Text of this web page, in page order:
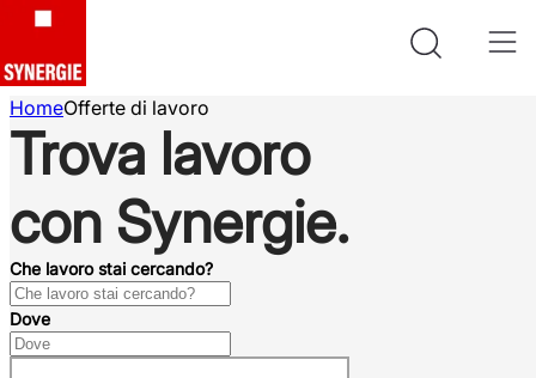
HomeOfferte di lavoro
Trova lavoro
con Synergie.
Che lavoro stai cercando?
Dove